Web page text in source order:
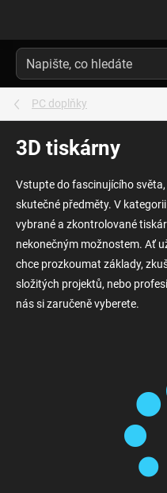
PC doplňky
3D tiskárny
Vstupte do fascinujícího
skutečné předměty. V kategorii
vybrané a zkontrolované
nekonečným možnostem. Ať
chce prozkoumat základy,
složitých projektů, nebo
nás si zaručeně vyberete.